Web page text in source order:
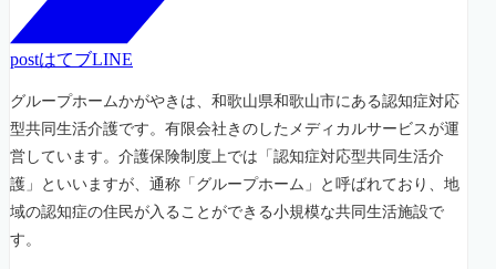
postはてブLINE
グループホームかがやきは、和歌山県和歌山市にある認知症対応
型共同生活介護です。有限会社きのしたメディカルサービスが運
営しています。介護保険制度上では「認知症対応型共同生活介
護」といいますが、通称「グループホーム」と呼ばれており、地
域の認知症の住民が入ることができる小規模な共同生活施設で
す。